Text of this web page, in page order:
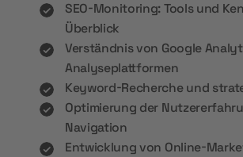
SEO-Monitoring: Tools und
Überblick
Verständnis von Google
Analyseplattformen
Keyword-Recherche und
Optimierung der
Navigation
Entwicklung von Online-